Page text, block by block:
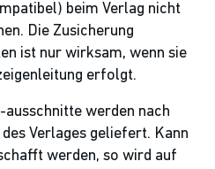
beim Verlag nicht
Die Zusicherung
ist nur wirksam, wenn sie
erfolgt.
ausschnitte werden nach
Verlages geliefert. Kann
werden, so wird auf